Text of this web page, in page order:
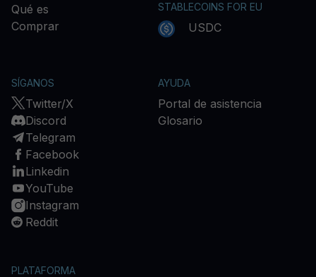
Qué es
Comprar
STABLECOINS FOR EU
USDC
SÍGANOS
Twitter/X
Discord
Telegram
Facebook
Linkedin
YouTube
Instagram
Reddit
AYUDA
Portal de asistencia
Glosario
PLATAFORMA